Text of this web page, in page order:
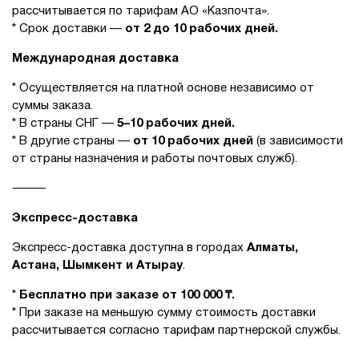
рассчитывается по тарифам АО «Казпочта».
* Срок доставки — от 2 до 10 рабочих дней.
Международная доставка
* Осуществляется на платной основе независимо от
суммы заказа.
* В страны СНГ — 5–10 рабочих дней.
* В другие страны — от 10 рабочих дней (в зависимости
от страны назначения и работы почтовых служб).
⸻
Экспресс-доставка
Экспресс-доставка доступна в городах Алматы,
Астана, Шымкент и Атырау
* Бесплатно при заказе от 100 000 ₸.
* При заказе на меньшую сумму стоимость доставки
рассчитывается согласно тарифам партнерской службы.